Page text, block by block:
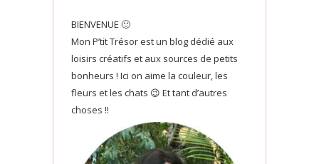
BIENVENUE 🙂
Mon P’tit Trésor est un blog dédié aux
loisirs créatifs et aux sources de petits
bonheurs ! Ici on aime la couleur, les
fleurs et les chats 😉 Et tant d’autres
choses !!